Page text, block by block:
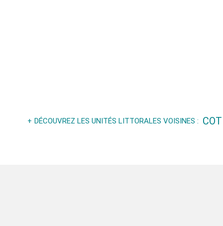
DÉCOUVREZ LES UNITÉS LITTORALES VOISINES :